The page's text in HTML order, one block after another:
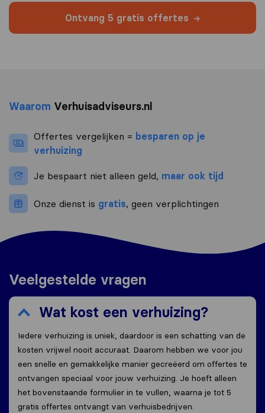
Ontvang 5 gratis offertes
Waarom Verhuisadviseurs.nl
Offertes vergelijken = besparen op je
verhuizing
Je bespaart niet alleen geld, maar ook tijd
Onze dienst is gratis, geen verplichtingen
Veelgestelde vragen
Wat kost een verhuizing?
Iedere verhuizing is uniek, daardoor is een schatting van de
kosten vrijwel nooit accuraat. Daarom hebben we voor jou
een snelle en gemakkelijke manier gecreëerd om offertes te
ontvangen speciaal voor jouw verhuizing. Je hoeft alleen
het bovenstaande formulier in te vullen, waarna je tot 5
gratis offertes ontvangt van verhuisbedrijven.